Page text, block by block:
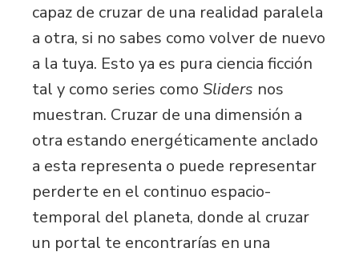
capaz de cruzar de una realidad paralela
a otra, si no sabes como volver de nuevo
a la tuya. Esto ya es pura ciencia ficción
tal y como series como Sliders nos
muestran. Cruzar de una dimensión a
otra estando energéticamente anclado
a esta representa o puede representar
perderte en el continuo espacio-
temporal del planeta, donde al cruzar
un portal te encontrarías en una